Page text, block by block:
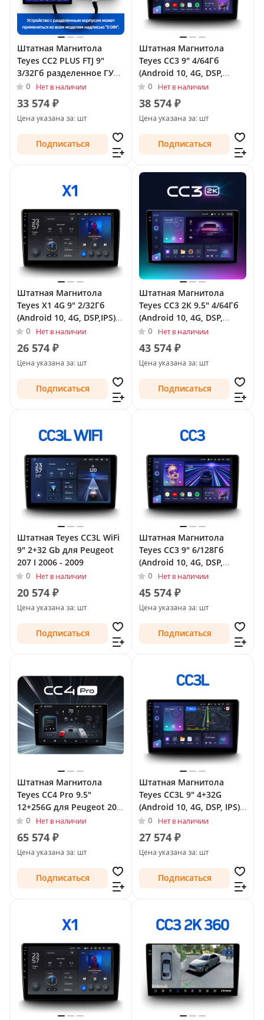
Штатная Магнитола
Teyes CC2 PLUS FTJ 9"
3/32Гб разделенное ГУ
(Android 10, 4G, DSP,
QLed) для Peugeot 207 I
2006 - 2009
0 Нет в наличии
33 574 ₽
Цена указана за: шт
Подписаться
Штатная Магнитола
Teyes CC3 9" 4/64Гб
(Android 10, 4G, DSP,
QLed) для Peugeot 207 I
2006 - 2009
0 Нет в наличии
38 574 ₽
Цена указана за: шт
Подписаться
Штатная Магнитола
Teyes X1 4G 9" 2/32Гб
(Android 10, 4G, DSP,IPS)
для Peugeot 207 I
Рестайлинг 2009 - 2015
0 Нет в наличии
26 574 ₽
Цена указана за: шт
Подписаться
Штатная Магнитола
Teyes CC3 2К 9.5" 4/64Гб
(Android 10, 4G, DSP,
QLed) для Peugeot 207 I
Рестайлинг 2009 - 2015
0 Нет в наличии
43 574 ₽
Цена указана за: шт
Подписаться
Штатная Teyes CC3L WiFi
9" 2+32 Gb для Peugeot
207 I 2006 - 2009
0 Нет в наличии
20 574 ₽
Цена указана за: шт
Подписаться
Штатная Магнитола
Teyes CC3 9" 6/128Гб
(Android 10, 4G, DSP,
QLed) для Peugeot 207 I
2006 - 2009
0 Нет в наличии
45 574 ₽
Цена указана за: шт
Подписаться
Штатная Магнитола
Teyes CC4 Pro 9.5"
12+256G для Peugeot 207
I Рестайлинг 2009 - 2015
0 Нет в наличии
65 574 ₽
Цена указана за: шт
Подписаться
Штатная Магнитола
Teyes CC3L 9" 4+32G
(Android 10, 4G, DSP, IPS)
для Peugeot 207 I 2006 -
2009
0 Нет в наличии
27 574 ₽
Цена указана за: шт
Подписаться